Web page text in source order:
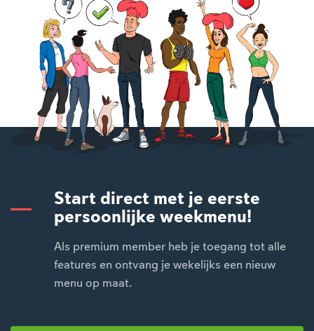
Start direct met je eerste
persoonlijke weekmenu!
Als premium member heb je toegang tot alle
features en ontvang je wekelijks een nieuw
menu op maat.